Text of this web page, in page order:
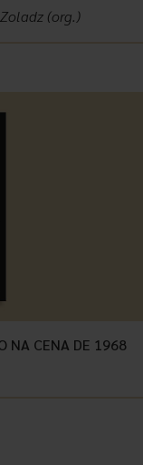
(org.)
NA CENA DE 1968